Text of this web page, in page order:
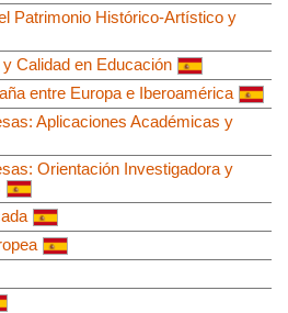
Patrimonio Histórico-Artístico y
Calidad en Educación
entre Europa e Iberoamérica
Aplicaciones Académicas y
Orientación Investigadora y